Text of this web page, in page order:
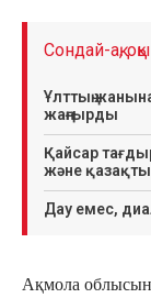
Сондай-ақ,
Ұлттың
жаңғырды
Қайсар
және
Дау емес,
Ақмола